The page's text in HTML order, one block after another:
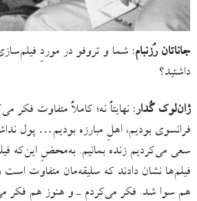
جاناتان رُزنبام: شما و تروفو در موردِ
داشتید؟
ژان‌لوک گُدار: نهایتاً نه؛ کاملاً متفاوت فکر
فرانسوی بودیم، اهلِ مبارزه بودیم… پول
سعی می‌کردیم زنده بمانیم. به‌محضِ این‌که
فیلم‌ها نشان دادند که سلیقه‌مان متفاوت است
هم سوا شد. فکر می‌کردم ـ و هنوز هم فکر